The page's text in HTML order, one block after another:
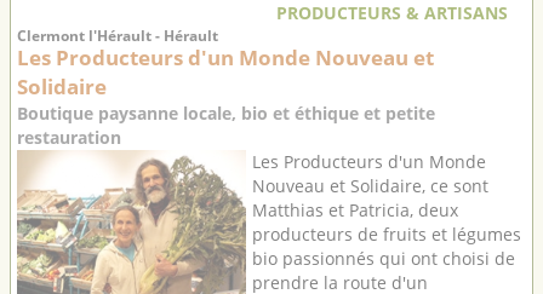
PRODUCTEURS & ARTISANS
Clermont l'Hérault - Hérault
Les Producteurs d'un Monde Nouveau et
Solidaire
Boutique paysanne locale, bio et éthique et petite
restauration
Les Producteurs d'un Monde
Nouveau et Solidaire, ce sont
Matthias et Patricia, deux
producteurs de fruits et légumes
bio passionnés qui ont choisi de
prendre la route d'un